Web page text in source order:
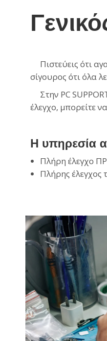
Πιστεύεις ότι
σίγουρος ότι όλα
Στην PC
έλεγχο, μπορείτε
Η υπηρεσία
Πλήρη έλεγχο
Πλήρης έλεγχος